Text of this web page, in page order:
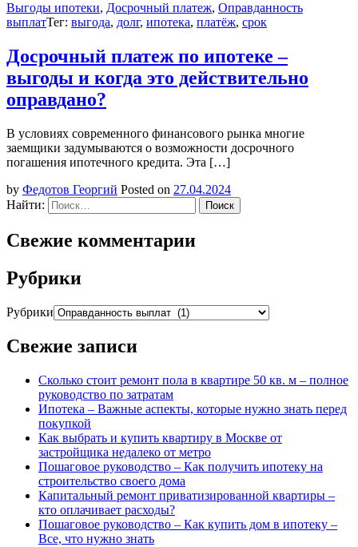
Выгоды ипотеки, Досрочный платеж, Оправданность
выплатТег: выгода, долг, ипотека, платёж, срок
Досрочный платеж по ипотеке –
выгоды и когда это действительно
оправдано?
В условиях современного финансового рынка многие
заемщики задумываются о возможности досрочного
погашения ипотечного кредита. Эта […]
by Федотов Георгий Posted on 27.04.2024
Найти:
Свежие комментарии
Рубрики
Рубрики
Свежие записи
Сколько стоит ремонт пола в квартире 50 кв. м – полное
руководство по затратам
Ипотека – Важные аспекты, которые нужно знать перед
покупкой
Как выбрать и купить квартиру в Москве от
застройщика недалеко от метро
Пошаговое руководство – Как получить ипотеку на
строительство своего дома
Капитальный ремонт приватизированной квартиры –
кто оплачивает расходы?
Пошаговое руководство – Как купить дом в ипотеку –
Все, что нужно знать